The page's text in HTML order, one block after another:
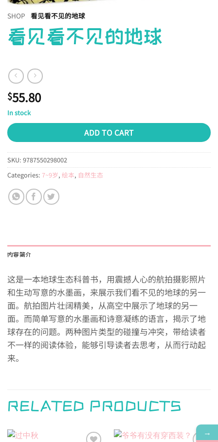
SHOP 看见看不见的地球
看见看不见的地球
$55.80
In stock
ADD TO CART
SKU: 9787550298002
Categories: 7~9岁, 绘本, 自然生态
内容简介
这是一本地球生态科普书，用震撼人心的航拍摄影照片
和生动写意的水墨画，来展示我们看不见的地球的另一
面。航拍图片壮阔精美，从高空中展示了地球的另一
面。而简单写意的水墨画和诗意凝练的语言，揭示了地
球存在的问题。两种图片类型的碰撞与冲突，带给读者
不一样的阅读体验，能够引导读者去思考，从而行动起
来。
RELATED PRODUCTS
→